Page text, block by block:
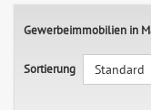
Gewerbeimmobilien in
Sortierung
Standard